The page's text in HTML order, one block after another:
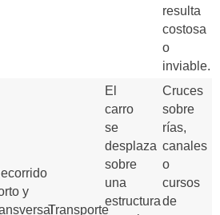
resulta
costosa
o
inviable.
y
Transporte
El
carro
se
desplaza
sobre
una
estructura
Cruces
sobre
rías,
canales
o
cursos
de